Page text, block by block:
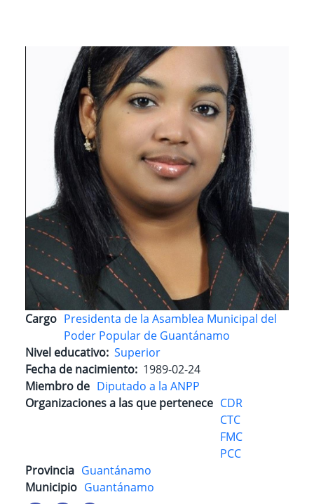
Cargo Presidenta de la Asamblea Municipal del
Poder Popular de Guantánamo
Nivel educativo Superior
Fecha de nacimiento 1989-02-24
Miembro de Diputado a la ANPP
Organizaciones a las que pertenece CDR
CTC
FMC
PCC
Provincia Guantánamo
Municipio Guantánamo